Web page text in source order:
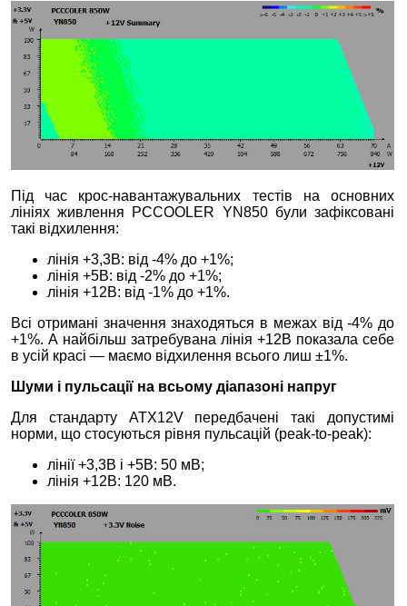
Під час крос-навантажувальних тестів на основних
лініях живлення PCCOOLER YN850 були зафіксовані
такі відхилення:
лінія +3,3В: від -4% до +1%;
лінія +5В: від -2% до +1%;
лінія +12В: від -1% до +1%.
Всі отримані значення знаходяться в межах від -4% до
+1%. А найбільш затребувана лінія +12В показала себе
в усій красі — маємо відхилення всього лиш ±1%.
Шуми і пульсації на всьому діапазоні напруг
Для стандарту ATX12V передбачені такі допустимі
норми, що стосуються рівня пульсацій (peak-to-peak):
лінії +3,3В і +5В: 50 мВ;
лінія +12В: 120 мВ.